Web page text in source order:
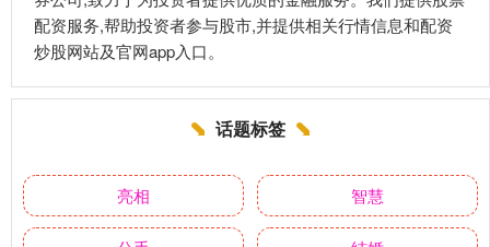
配资服务,帮助投资者参与股市,并提供相关行情信息和配资
炒股网站及官网app入口。
话题标签
亮相 智慧